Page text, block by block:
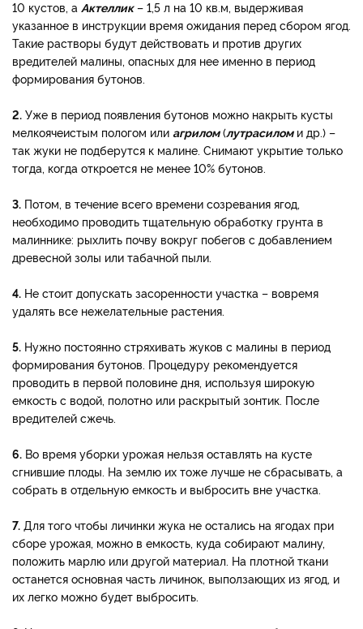
10 кустов, а Актеллик– 1,5 л на 10 кв.м, выдерживая
указанное в инструкции время ожидания перед сбором ягод.
Такие растворы будут действовать и против других
вредителей малины, опасных для нее именно в период
формирования бутонов.
2. Уже в период появления бутонов можно накрыть кусты
мелкоячеистым пологом или агрилом(лутрасиломи др.) –
так жуки не подберутся к малине. Снимают укрытие только
тогда, когда откроется не менее 10% бутонов.
3. Потом, в течение всего времени созревания ягод,
необходимо проводить тщательную обработку грунта в
малиннике: рыхлить почву вокруг побегов с добавлением
древесной золы или табачной пыли.
4. Не стоит допускать засоренности участка – вовремя
удалять все нежелательные растения.
5. Нужно постоянно стряхивать жуков с малины в период
формирования бутонов. Процедуру рекомендуется
проводить в первой половине дня, используя широкую
емкость с водой, полотно или раскрытый зонтик. После
вредителей сжечь.
6. Во время уборки урожая нельзя оставлять на кусте
сгнившие плоды. На землю их тоже лучше не сбрасывать, а
собрать в отдельную емкость и выбросить вне участка.
7. Для того чтобы личинки жука не остались на ягодах при
сборе урожая, можно в емкость, куда собирают малину,
положить марлю или другой материал. На плотной ткани
останется основная часть личинок, выползающих из ягод, и
их легко можно будет выбросить.